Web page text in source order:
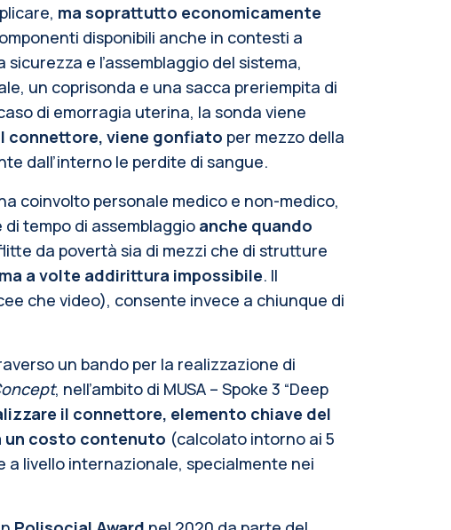
ma soprattutto economicamente
disponibili anche in contesti a
e l’assemblaggio del sistema,
un coprisonda e una sacca preriempita di
di emorragia uterina, la sonda viene
connettore, viene gonfiato per mezzo della
dall’interno le perdite di sangue.
coinvolto personale medico e non-medico,
tempo di assemblaggio anche quando
da povertà sia di mezzi che di strutture
a volte addirittura impossibile. Il
che video), consente invece a chiunque di
un bando per la realizzazione di
, nell’ambito di MUSA – Spoke 3 “Deep
il connettore, elemento chiave del
un costo contenuto (calcolato intorno ai 5
a livello internazionale, specialmente nei